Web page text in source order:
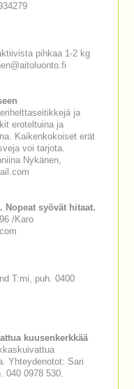
pihkaa 1-2 kg
ja
eroteltuina ja
Kaikenkokoiset erät
voi tarjota.
Nykänen,
Nopeat syövät hitaat.
/Karo
T:mi, puh. 0400
kuusenkerkkää
Yhteydenotot: Sari
040 0978 530.